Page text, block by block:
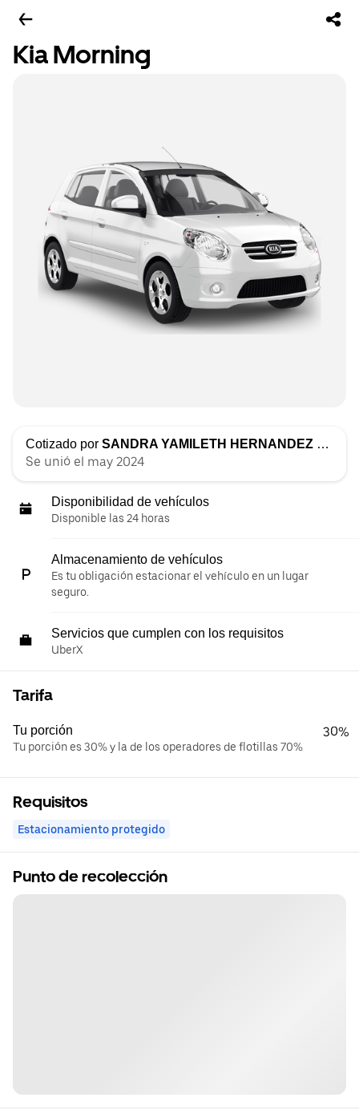
Kia Morning
Cotizado por SANDRA YAMILETH HERNANDEZ PEREZ
Se unió el may 2024
Disponibilidad de vehículos
Disponible las 24 horas
Almacenamiento de vehículos
Es tu obligación estacionar el vehículo en un lugar
seguro.
Servicios que cumplen con los requisitos
UberX
Tarifa
Tu porción
Tu porción es 30% y la de los operadores de flotillas 70%
30%
Requisitos
Estacionamiento protegido
Punto de recolección